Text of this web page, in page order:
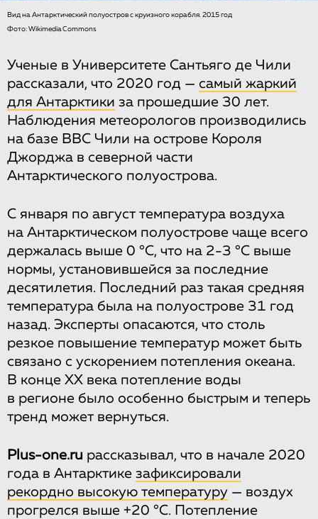
Вид на Антарктический полуостров с круизного корабля. 2015 год
Фото: Wikimedia Commons
Ученые в Университете Сантьяго де Чили
рассказали, что 2020 год — самый жаркий
для Антарктики за прошедшие 30 лет.
Наблюдения метеорологов производились
на базе ВВС Чили на острове Короля
Джорджа в северной части
Антарктического полуострова.
С января по август температура воздуха
на Антарктическом полуострове чаще всего
держалась выше 0 °С, что на 2-3 °С выше
нормы, установившейся за последние
десятилетия. Последний раз такая средняя
температура была на полуострове 31 год
назад. Эксперты опасаются, что столь
резкое повышение температур может быть
связано с ускорением потепления океана.
В конце XX века потепление воды
в регионе было особенно быстрым и теперь
тренд может вернуться.
Plus-one.ru рассказывал, что в начале 2020
года в Антарктике зафиксировали
рекордно высокую температуру — воздух
прогрелся выше +20 °С. Потепление